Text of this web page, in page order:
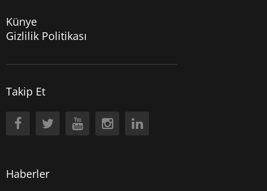
Künye
Gizlilik Politikası
Takip Et
Haberler